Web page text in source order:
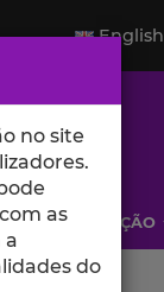
English
INVESTIGAÇÃO
no site
as
a
do